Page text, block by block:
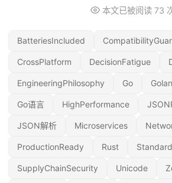
本文已被阅读 73
BatteriesIncluded
CrossPlatform DecisionFatigue
EngineeringPhilosophy Go
Go语言 HighPerformance
JSON解析 Microservices
ProductionReady Rust
SupplyChainSecurity Unicode